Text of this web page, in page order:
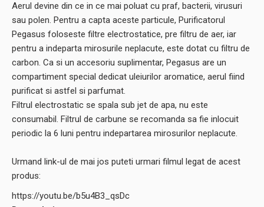
Aerul devine din ce in ce mai poluat cu praf, bacterii, virusuri
sau polen. Pentru a capta aceste particule, Purificatorul
Pegasus foloseste filtre electrostatice, pre filtru de aer, iar
pentru a indeparta mirosurile neplacute, este dotat cu filtru de
carbon. Ca si un accesoriu suplimentar, Pegasus are un
compartiment special dedicat uleiurilor aromatice, aerul fiind
purificat si astfel si parfumat.
Filtrul electrostatic se spala sub jet de apa, nu este
consumabil. Filtrul de carbune se recomanda sa fie inlocuit
periodic la 6 luni pentru indepartarea mirosurilor neplacute.
Urmand link-ul de mai jos puteti urmari filmul legat de acest
produs:
https://youtu.be/b5u4B3_qsDc